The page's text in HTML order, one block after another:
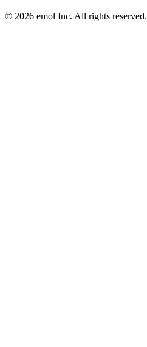
© 2026 emol Inc. All rights reserved.